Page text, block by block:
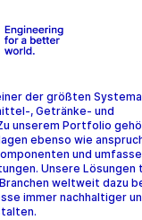
der größten
, Getränke- und
unserem Portfolio
ebenso wie
und
Unsere Lösungen
weltweit dazu
immer nachhaltiger